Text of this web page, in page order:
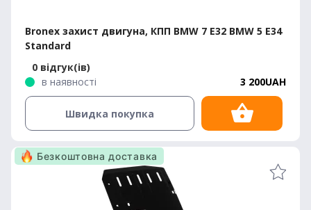
Bronex захист двигуна, КПП BMW 7 E32 BMW 5 E34
Standard
0 відгук(ів)
в наявності
3 200UAH
Швидка покупка
Безкоштовна доставка